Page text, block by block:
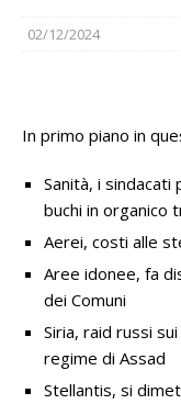
02/12/2024
In primo piano in
Sanità, i sindacati
buchi in organico
Aerei, costi alle
Aree idonee, fa
dei Comuni
Siria, raid russi
regime di Assad
Stellantis, si